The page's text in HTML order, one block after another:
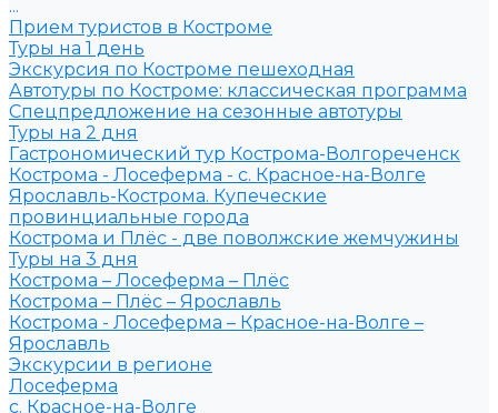
...
Прием туристов в Костроме
Туры на 1 день
Экскурсия по Костроме пешеходная
Автотуры по Костроме: классическая программа
Спецпредложение на сезонные автотуры
Туры на 2 дня
Гастрономический тур Кострома-Волгореченск
Кострома - Лосеферма - с. Красное-на-Волге
Ярославль-Кострома. Купеческие
провинциальные города
Кострома и Плёс - две поволжские жемчужины
Туры на 3 дня
Кострома – Лосеферма – Плёс
Кострома – Плёс – Ярославль
Кострома - Лосеферма – Красное-на-Волге –
Ярославль
Экскурсии в регионе
Лосеферма
с. Красное-на-Волге